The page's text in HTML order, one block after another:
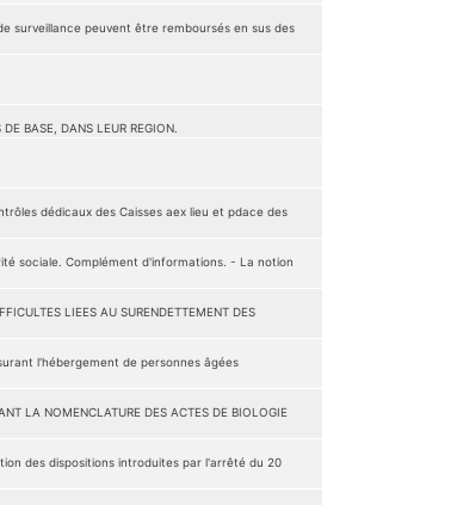
surveillance peuvent être remboursés en sus des
BASE, DANS LEUR REGION.
dédicaux des Caisses aex lieu et pdace des
sociale. Complément d'informations. - La notion
LIEES AU SURENDETTEMENT DES
l'hébergement de personnes âgées
LA NOMENCLATURE DES ACTES DE BIOLOGIE
des dispositions introduites par l'arrêté du 20